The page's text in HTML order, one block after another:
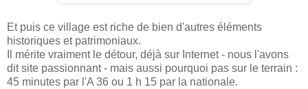
Et puis ce village est riche de bien d'autres éléments
historiques et patrimoniaux.
Il mérite vraiment le détour, déjà sur Internet - nous l'avons
dit site passionnant - mais aussi pourquoi pas sur le terrain :
45 minutes par l'A 36 ou 1 h 15 par la nationale.